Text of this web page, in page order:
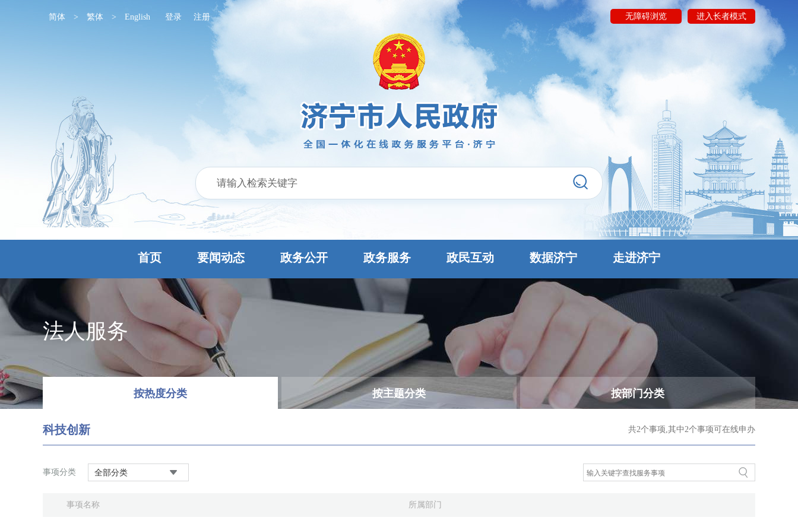
简体 > 繁体 > English 登录 注册 无障碍浏览 进入长者模式
首页 要闻动态 政务公开 政务服务 政民互动 数据济宁 走进济宁
法人服务
按热度分类 按主题分类 按部门分类
科技创新 共2个事项,其中2个事项可在线申办
事项分类 全部分类
事项名称 所属部门